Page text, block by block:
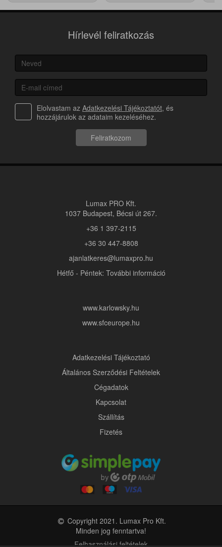
Hírlevél feliratkozás
Elolvastam az Adatkezelési Tájékoztatót, és
hozzájárulok az adataim kezeléséhez.
Feliratkozom
Lumax PRO Kft.
1037 Budapest, Bécsi út 267.
+36 1 397-2115
+36 30 447-8808
ajanlatkeres@lumaxpro.hu
Hétfő - Péntek: További információ
www.karlowsky.hu
www.sfceurope.hu
Adatkezelési Tájékoztató
Általános Szerződési Feltételek
Cégadatok
Kapcsolat
Szállítás
Fizetés
Copyright 2021. Lumax Pro Kft.
Minden jog fenntartva!
Felhasználási feltételek